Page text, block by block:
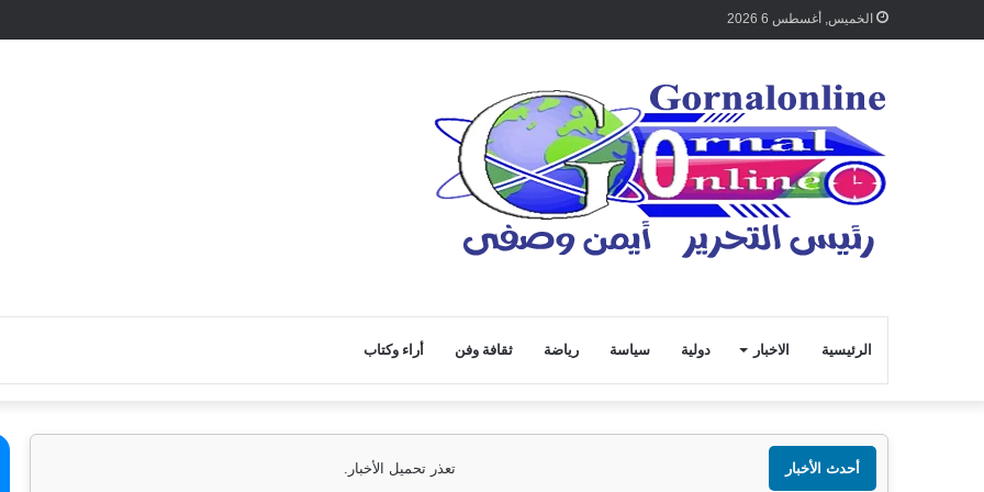
الخميس, أغسطس 6 2026
الرئيسية الاخبار دولية سياسة رياضة ثقافة وفن أراء وكتاب
أحدث الأخبار تعذر تحميل الأخبار.